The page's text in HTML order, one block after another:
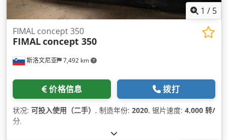
1 / 5
斯洛文尼亚 7,492 km
FIMAL concept 350
FIMALconcept 350
价格信息 拨打
状况: 可投入使用（二手） , 制造年份: 2020, 锯片速度: 4,000 转/
分,